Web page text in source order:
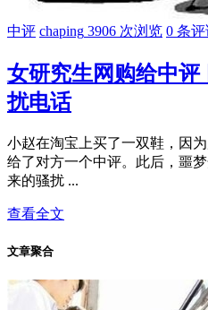
中评 chaping 3906 次浏览 0 条
女研究生网购给中评
扰电话
小赵在淘宝上买了一双鞋，因
给了对方一个中评。此后，噩
来的骚扰 ...
查看全文
文章聚合